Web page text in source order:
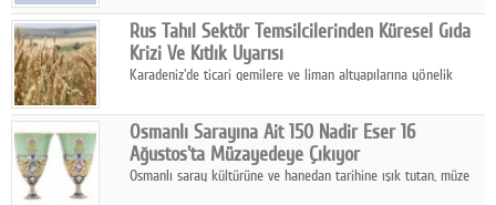
artırmak amacıyla Cereyan Medya ve Yandex Ads iş birliğiyle
Yandex Maps & Navi'nin yeni "Markalı Rota" reklam formatını
kullanan ilk marka oldu.
Rus Tahıl Sektör Temsilcilerinden Küresel Gıda
Krizi Ve Kıtlık Uyarısı
Karadeniz'de ticari gemilere ve liman altyapılarına yönelik
geçirdi.
Osmanlı Sarayına Ait 150 Nadir Eser 16
Ağustos'ta Müzayedeye Çıkıyor
Osmanlı saray kültürüne ve hanedan tarihine ışık tutan, müze